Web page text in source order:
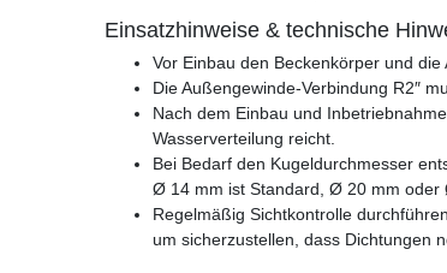
Einsatzhinweise & technische
Vor Einbau den Beckenkörper und
Die Außengewinde-Verbindung R2″
Nach dem Einbau und
Wasserverteilung reicht.
Bei Bedarf den Kugeldurchmesser
Ø 14 mm ist Standard, Ø 20 mm oder
Regelmäßig Sichtkontrolle
um sicherzustellen, dass Dichtungen